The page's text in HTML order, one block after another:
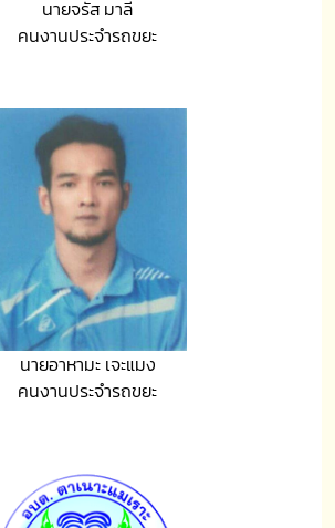
นายจรัส มาลี
คนงานประจำรถขยะ
นายอาหามะ เจะแมง
คนงานประจำรถขยะ